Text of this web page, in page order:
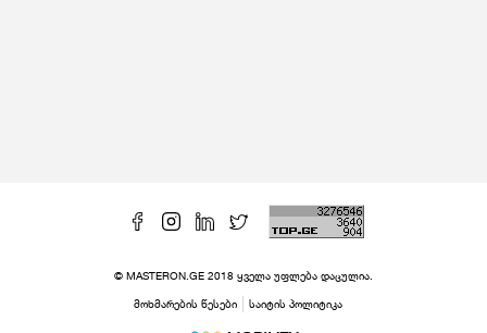
© MASTERON.GE 2018 ყველა უფლება დაცულია.
მოხმარების წესები საიტის პოლიტიკა